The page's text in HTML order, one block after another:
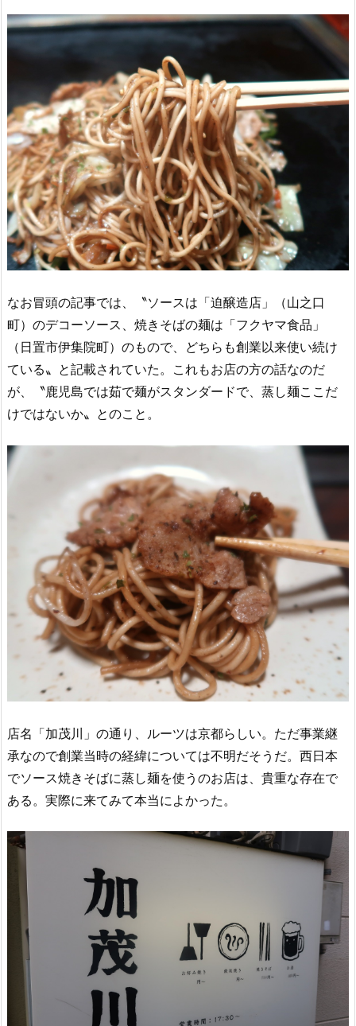
なお冒頭の記事では、〝ソースは「迫醸造店」（山之口
町）のデコーソース、焼きそばの麺は「フクヤマ食品」
（日置市伊集院町）のもので、どちらも創業以来使い続け
ている〟と記載されていた。これもお店の方の話なのだ
が、〝鹿児島では茹で麺がスタンダードで、蒸し麺ここだ
けではないか〟とのこと。
店名「加茂川」の通り、ルーツは京都らしい。ただ事業継
承なので創業当時の経緯については不明だそうだ。西日本
でソース焼きそばに蒸し麺を使うのお店は、貴重な存在で
ある。実際に来てみて本当によかった。